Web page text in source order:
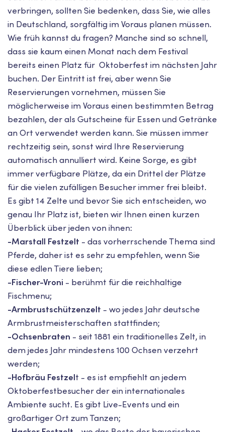
verbringen, sollten Sie bedenken, dass Sie, wie alles
in Deutschland, sorgfältig im Voraus planen müssen.
Wie früh kannst du fragen? Manche sind so schnell,
dass sie kaum einen Monat nach dem Festival
bereits einen Platz für Oktoberfest im nächsten Jahr
buchen. Der Eintritt ist frei, aber wenn Sie
Reservierungen vornehmen, müssen Sie
möglicherweise im Voraus einen bestimmten Betrag
bezahlen, der als Gutscheine für Essen und Getränke
an Ort verwendet werden kann. Sie müssen immer
rechtzeitig sein, sonst wird Ihre Reservierung
automatisch annulliert wird. Keine Sorge, es gibt
immer verfügbare Plätze, da ein Drittel der Plätze
für die vielen zufälligen Besucher immer frei bleibt.
Es gibt 14 Zelte und bevor Sie sich entscheiden, wo
genau Ihr Platz ist, bieten wir Ihnen einen kurzen
Überblick über jeden von ihnen:
-Marstall Festzelt - das vorherrschende Thema sind
Pferde, daher ist es sehr zu empfehlen, wenn Sie
diese edlen Tiere lieben;
-Fischer-Vroni - berühmt für die reichhaltige
Fischmenu;
-Armbrustschützenzelt - wo jedes Jahr deutsche
Armbrustmeisterschaften stattfinden;
-Ochsenbraten - seit 1881 ein traditionelles Zelt, in
dem jedes Jahr mindestens 100 Ochsen verzehrt
werden;
-Hofbräu Festzelt - es ist empfiehlt an jedem
Oktoberfestbesucher der ein internationales
Ambiente sucht. Es gibt Live-Events und ein
großartiger Ort zum Tanzen;